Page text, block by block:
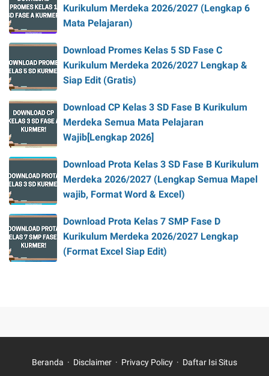
Kurikulum Merdeka 2026/2027 (Lengkap 6
Mata Pelajaran)
Download Promes Kelas 5 SD Fase C
Kurikulum Merdeka 2026/2027 Lengkap &
Siap Edit (Gratis)
Download CP Kelas 3 SD Fase B Kurikulum
Merdeka Semua Mata Pelajaran
Wajib[Lengkap 2026]
Download Prota Kelas 3 SD Fase B Kurikulum
Merdeka 2026/2027 (Lengkap Semua Mapel
wajib, Format Word & Excel)
Download Prota Kelas 7 SMP Fase D
Kurikulum Merdeka 2026/2027 Lengkap
(Format Excel Siap Edit)
Beranda Disclaimer Privacy Policy Daftar Isi Situs